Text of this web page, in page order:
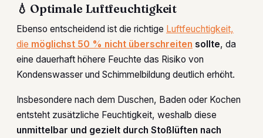
💧 Optimale Luftfeuchtigkeit
Ebenso entscheidend ist die richtige Luftfeuchtigkeit,
die möglichst 50 % nicht überschreiten sollte, da
eine dauerhaft höhere Feuchte das Risiko von
Kondenswasser und Schimmelbildung deutlich erhöht.
Insbesondere nach dem Duschen, Baden oder Kochen
entsteht zusätzliche Feuchtigkeit, weshalb diese
unmittelbar und gezielt durch Stoßlüften nach